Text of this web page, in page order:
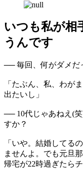
いつも私が相
うんです
── 毎回、何がダメだ
「たぶん、私、わが
出たいし」
── 10代じゃあねえ(
すか？
「いや。結婚してる
ませんよ。でも元旦
帰宅が22時過ぎたら